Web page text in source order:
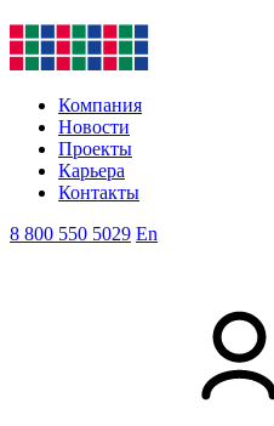
Компания
Новости
Проекты
Карьера
Контакты
8 800 550 5029 En